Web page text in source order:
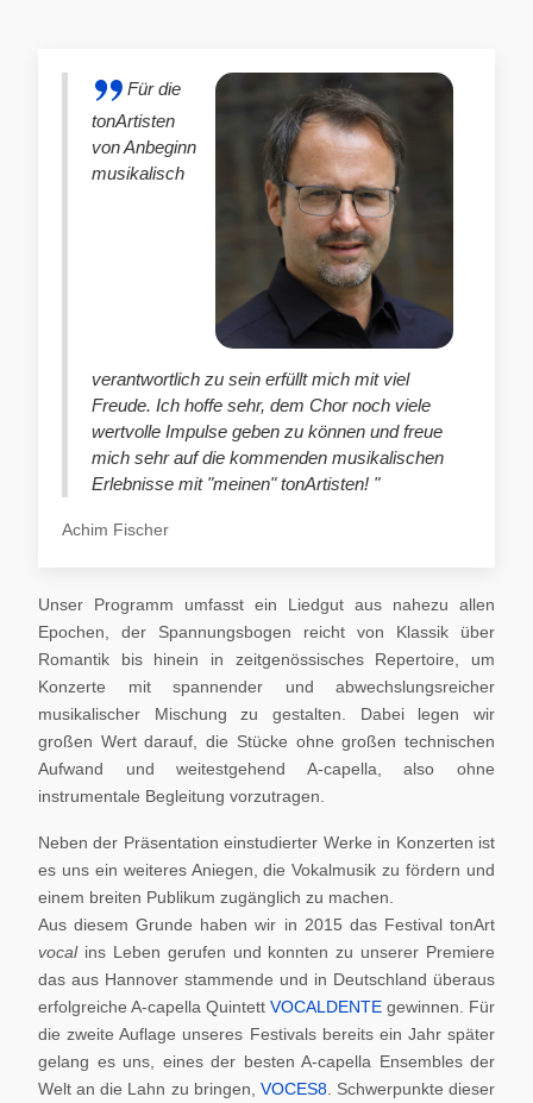
Für die
tonArtisten
von Anbeginn
musikalisch
verantwortlich zu sein erfüllt mich mit viel
Freude. Ich hoffe sehr, dem Chor noch viele
wertvolle Impulse geben zu können und freue
mich sehr auf die kommenden musikalischen
Erlebnisse mit "meinen" tonArtisten! "
Achim Fischer
Unser Programm umfasst ein Liedgut aus nahezu allen
Epochen, der Spannungsbogen reicht von Klassik über
Romantik bis hinein in zeitgenössisches Repertoire, um
Konzerte mit spannender und abwechslungsreicher
musikalischer Mischung zu gestalten. Dabei legen wir
großen Wert darauf, die Stücke ohne großen technischen
Aufwand und weitestgehend A-capella, also ohne
instrumentale Begleitung vorzutragen.
Neben der Präsentation einstudierter Werke in Konzerten ist
es uns ein weiteres Aniegen, die Vokalmusik zu fördern und
einem breiten Publikum zugänglich zu machen.
Aus diesem Grunde haben wir in 2015 das Festival tonArt
vocal ins Leben gerufen und konnten zu unserer Premiere
das aus Hannover stammende und in Deutschland überaus
erfolgreiche A-capella Quintett VOCALDENTE gewinnen. Für
die zweite Auflage unseres Festivals bereits ein Jahr später
gelang es uns, eines der besten A-capella Ensembles der
Welt an die Lahn zu bringen, VOCES8. Schwerpunkte dieser